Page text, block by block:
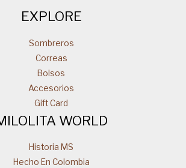
EXPLORE
Sombreros
Correas
Bolsos
Accesorios
Gift Card
WORLD
Historia MS
Hecho En Colombia